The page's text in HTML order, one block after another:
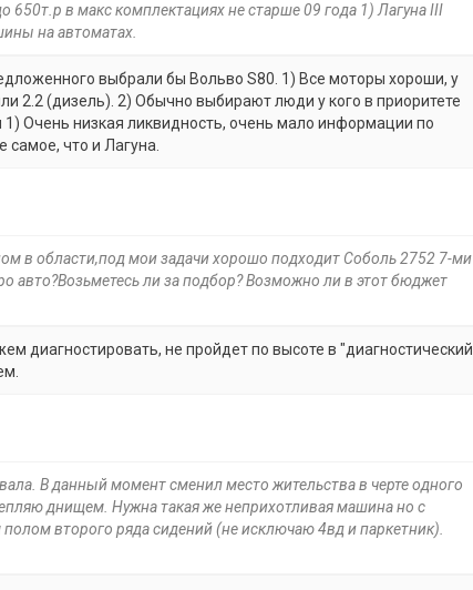
в макс комплектациях не старше 09 года 1) Лагуна III
на автоматах.
выбрали бы Вольво S80. 1) Все моторы хороши, у
2.2 (дизель). 2) Обычно выбирают люди у кого в приоритете
1) Очень низкая ликвидность, очень мало информации по
самое, что и Лагуна.
в области,под мои задачи хорошо подходит Соболь 2752 7-ми
ли за подбор? Возможно ли в этот бюджет
диагностировать, не пройдет по высоте в "диагностический
В данный момент сменил место жительства в черте одного
днищем. Нужна такая же неприхотливая машина но с
второго ряда сидений (не исключаю 4вд и паркетник).